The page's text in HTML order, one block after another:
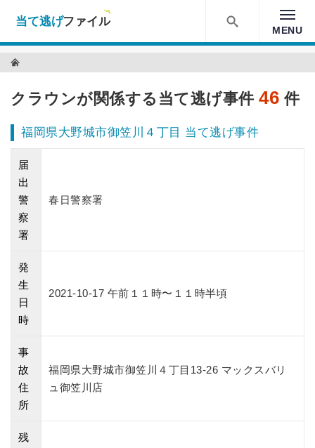
検索
MENU
クラウンが関係する当て逃げ事件 46 件
福岡県大野城市御笠川４丁目 当て逃げ事件
届
出
警
察
署
春日警察署
発
生
日
時
2021-10-17 午前１１時〜１１時半頃
事
故
住
所
福岡県大野城市御笠川４丁目13-26 マックスバリ
ュ御笠川店
残